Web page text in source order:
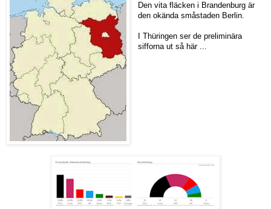
Den vita fläcken i Brandenburg är
den okända småstaden Berlin.
I Thüringen ser de preliminära
sifforna ut så här ...